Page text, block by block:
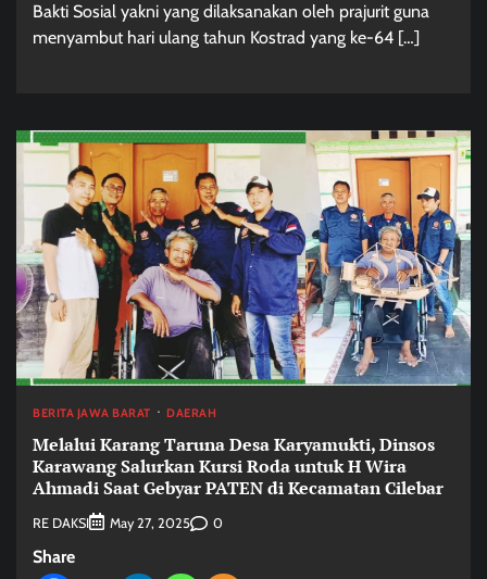
Bakti Sosial yakni yang dilaksanakan oleh prajurit guna
menyambut hari ulang tahun Kostrad yang ke-64 […]
BERITA JAWA BARAT DAERAH
Melalui Karang Taruna Desa Karyamukti, Dinsos
Karawang Salurkan Kursi Roda untuk H Wira
Ahmadi Saat Gebyar PATEN di Kecamatan Cilebar
RE DAKSI May 27, 2025 0
Share